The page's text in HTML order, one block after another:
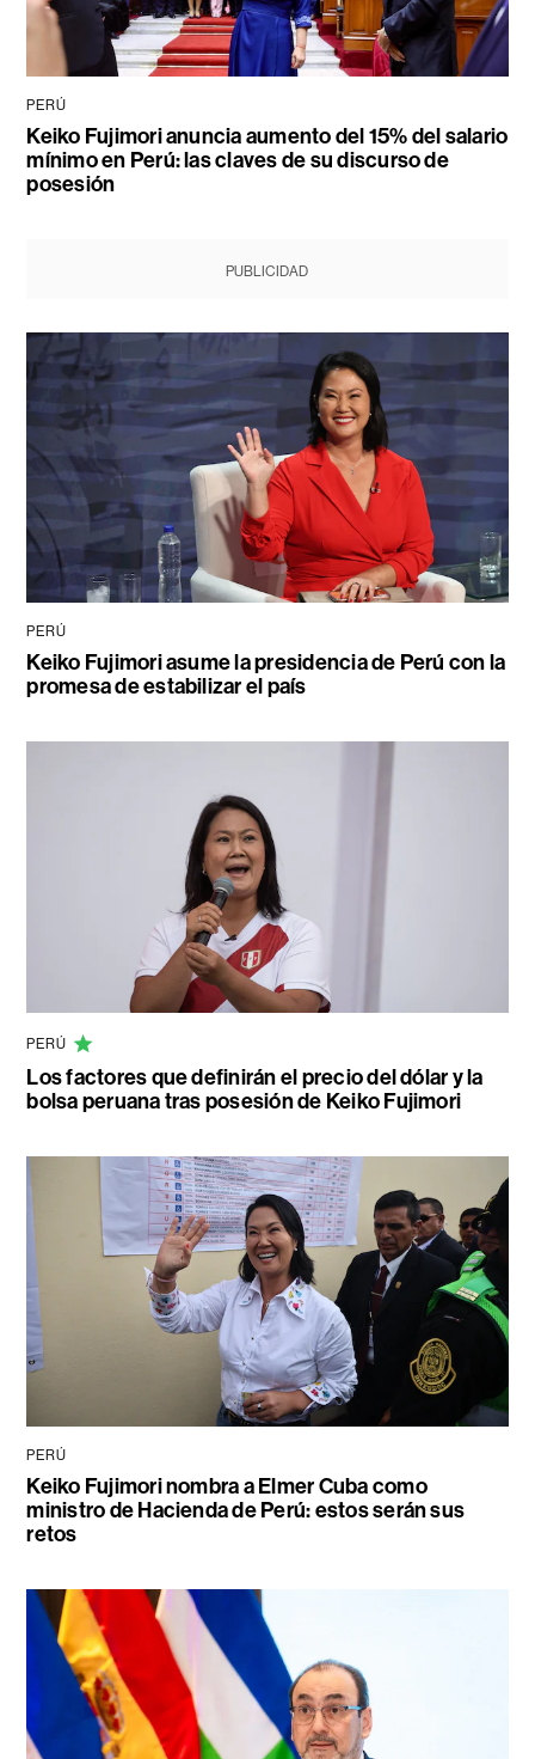
PERÚ
Keiko Fujimori anuncia aumento del 15% del salario
mínimo en Perú: las claves de su discurso de
posesión
PUBLICIDAD
PERÚ
Keiko Fujimori asume la presidencia de Perú con la
promesa de estabilizar el país
PERÚ
Los factores que definirán el precio del dólar y la
bolsa peruana tras posesión de Keiko Fujimori
PERÚ
Keiko Fujimori nombra a Elmer Cuba como
ministro de Hacienda de Perú: estos serán sus
retos